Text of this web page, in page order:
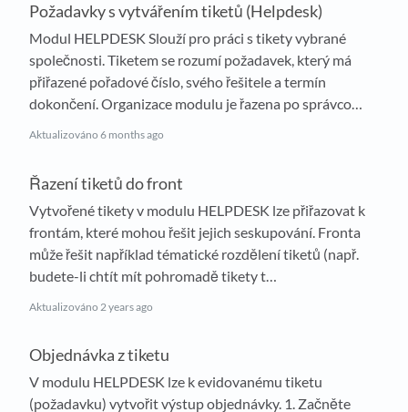
Požadavky s vytvářením tiketů (Helpdesk)
Modul HELPDESK Slouží pro práci s tikety vybrané
společnosti. Tiketem se rozumí požadavek, který má
přiřazené pořadové číslo, svého řešitele a termín
dokončení. Organizace modulu je řazena po správco…
Aktualizováno 6 months ago
Řazení tiketů do front
Vytvořené tikety v modulu HELPDESK lze přiřazovat k
frontám, které mohou řešit jejich seskupování. Fronta
může řešit například tématické rozdělení tiketů (např.
budete-li chtít mít pohromadě tikety t…
Aktualizováno 2 years ago
Objednávka z tiketu
V modulu HELPDESK lze k evidovanému tiketu
(požadavku) vytvořit výstup objednávky. 1. Začněte